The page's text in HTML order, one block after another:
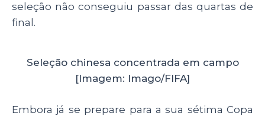
seleção não conseguiu passar das quartas de
final.
Seleção chinesa concentrada em campo
[Imagem: Imago/FIFA]
Embora já se prepare para a sua sétima Copa